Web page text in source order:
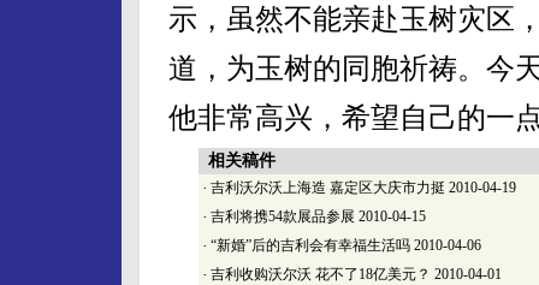
示，虽然不能亲赴玉树灾区
道，为玉树的同胞祈祷。今
他非常高兴，希望自己的一
相关稿件
· 吉利沃尔沃上海造 嘉定区大庆市力挺 2010-04-19
· 吉利将携54款展品参展 2010-04-15
· “新婚”后的吉利会有幸福生活吗 2010-04-06
· 吉利收购沃尔沃 花不了18亿美元？ 2010-04-01